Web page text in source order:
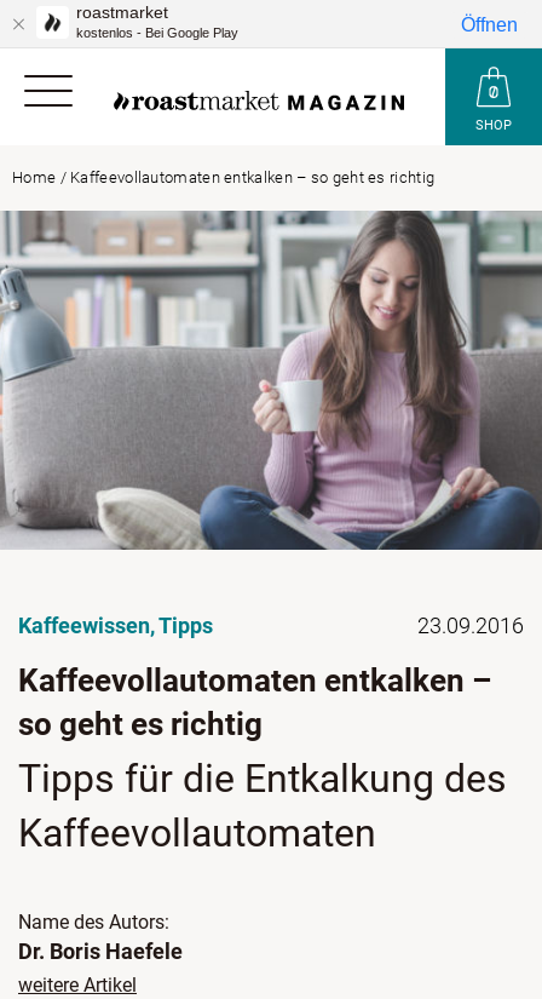
SHOP
Home / Kaffeevollautomaten entkalken – so geht es richtig
Kaffeewissen,Tipps 23.09.2016
Kaffeevollautomaten entkalken –
so geht es richtig
Tipps für die Entkalkung des
Kaffeevollautomaten
Name des Autors:
Dr. Boris Haefele
weitere Artikel
roastmarket
kostenlos - Bei Google Play Öffnen